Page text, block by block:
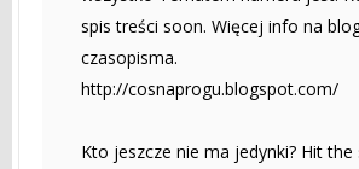
spis treści soon. Więcej info na
czasopisma.
http://cosnaprogu.blogspot.com/
Kto jeszcze nie ma jedynki? Hit the